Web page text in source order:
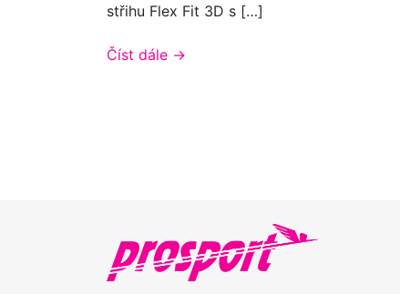
střihu Flex Fit 3D s […]
Číst dále →